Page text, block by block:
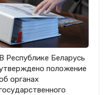
В Республике Беларусь
положение
органах